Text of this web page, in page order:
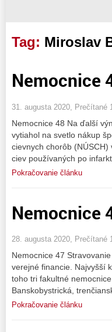
Tag: Miroslav
Nemocnice
31. augusta 2020, Prečítané
Nemocnice 48 Na ďalší
vytiahol na svetlo nákup
cievnych chorôb
ciev používaných po
Pokračovanie článku
Nemocnice
28. augusta 2020, Prečítané
Nemocnice 47
verejné financie. Najvyšší
toho tri fakultné
Banskobystrická,
Pokračovanie článku